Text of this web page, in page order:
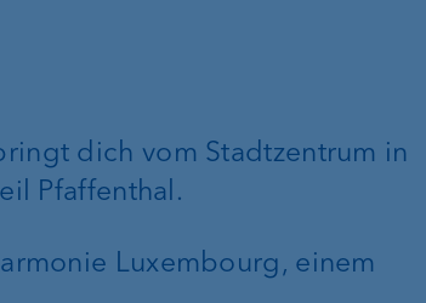
dich vom Stadtzentrum in
Pfaffenthal.
Luxembourg, einem